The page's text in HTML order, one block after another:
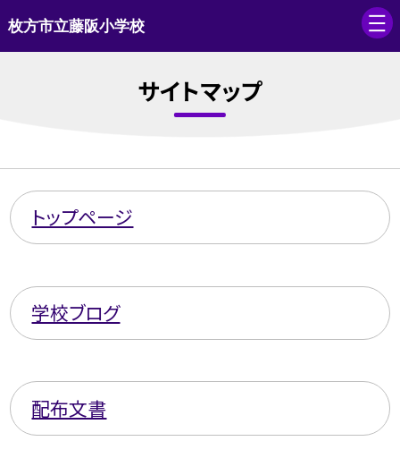
枚方市立藤阪小学校
サイトマップ
トップページ
学校ブログ
配布文書